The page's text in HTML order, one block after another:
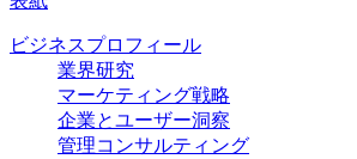
ビジネスプロフィール
業界研究
マーケティング戦略
企業とユーザー洞察
管理コンサルティング